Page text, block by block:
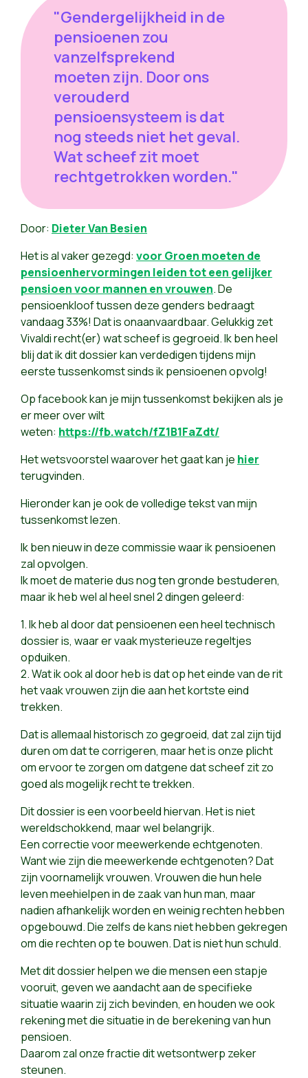
"Gendergelijkheid in de
pensioenen zou
vanzelfsprekend
moeten zijn. Door ons
verouderd
pensioensysteem is dat
nog steeds niet het geval.
Wat scheef zit moet
rechtgetrokken worden."
Door: Dieter Van Besien
Het is al vaker gezegd: voor Groen moeten de
pensioenhervormingen leiden tot een gelijker
pensioen voor mannen en vrouwen. De
pensioenkloof tussen deze genders bedraagt
vandaag 33%! Dat is onaanvaardbaar. Gelukkig zet
Vivaldi recht(er) wat scheef is gegroeid. Ik ben heel
blij dat ik dit dossier kan verdedigen tijdens mijn
eerste tussenkomst sinds ik pensioenen opvolg!
Op facebook kan je mijn tussenkomst bekijken als je
er meer over wilt
weten: https://fb.watch/fZ1B1FaZdt/
Het wetsvoorstel waarover het gaat kan je hier
terugvinden.
Hieronder kan je ook de volledige tekst van mijn
tussenkomst lezen.
Ik ben nieuw in deze commissie waar ik pensioenen
zal opvolgen.
Ik moet de materie dus nog ten gronde bestuderen,
maar ik heb wel al heel snel 2 dingen geleerd:
1. Ik heb al door dat pensioenen een heel technisch
dossier is, waar er vaak mysterieuze regeltjes
opduiken.
2. Wat ik ook al door heb is dat op het einde van de rit
het vaak vrouwen zijn die aan het kortste eind
trekken.
Dat is allemaal historisch zo gegroeid, dat zal zijn tijd
duren om dat te corrigeren, maar het is onze plicht
om ervoor te zorgen om datgene dat scheef zit zo
goed als mogelijk recht te trekken.
Dit dossier is een voorbeeld hiervan. Het is niet
wereldschokkend, maar wel belangrijk.
Een correctie voor meewerkende echtgenoten.
Want wie zijn die meewerkende echtgenoten? Dat
zijn voornamelijk vrouwen. Vrouwen die hun hele
leven meehielpen in de zaak van hun man, maar
nadien afhankelijk worden en weinig rechten hebben
opgebouwd. Die zelfs de kans niet hebben gekregen
om die rechten op te bouwen. Dat is niet hun schuld.
Met dit dossier helpen we die mensen een stapje
vooruit, geven we aandacht aan de specifieke
situatie waarin zij zich bevinden, en houden we ook
rekening met die situatie in de berekening van hun
pensioen.
Daarom zal onze fractie dit wetsontwerp zeker
steunen.